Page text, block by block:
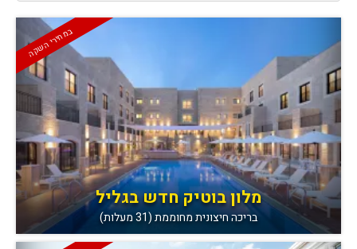
במחירי השקה
מלון בוטיק חדש בגליל
בריכה חיצונית מחוממת (31 מעלות)